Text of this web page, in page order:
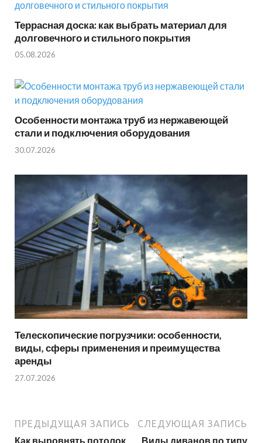
Террасная доска: как выбрать материал для
долговечного и стильного покрытия
05.08.2026
Особенности монтажа труб из нержавеющей
стали и подключения оборудования
30.07.2026
Телескопические погрузчики: особенности,
виды, сферы применения и преимущества
аренды
27.07.2026
ПРЕДЫДУЩАЯ ЗАПИСЬ
Как выровнять потолок.
СЛЕДУЮЩАЯ ЗАПИСЬ
Виды диванов по типу